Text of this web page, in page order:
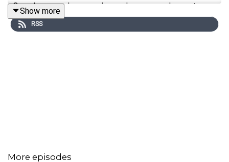
Quand on prend un peu de recul, on se rend compte que
l'âge est omniprésent et qu'il véhicule de nombreux
stéréotypes ambivalents, discriminants, opposant les
Show more
RSS
More episodes